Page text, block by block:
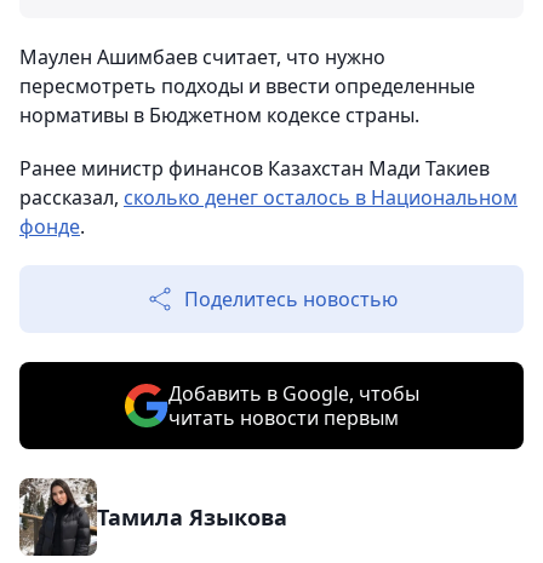
Маулен Ашимбаев считает, что нужно
пересмотреть подходы и ввести определенные
нормативы в Бюджетном кодексе страны.
Ранее министр финансов Казахстан Мади Такиев
рассказал, сколько денег осталось в Национальном
фонде.
Поделитесь новостью
Добавить в Google, чтобы
читать новости первым
Тамила Языкова